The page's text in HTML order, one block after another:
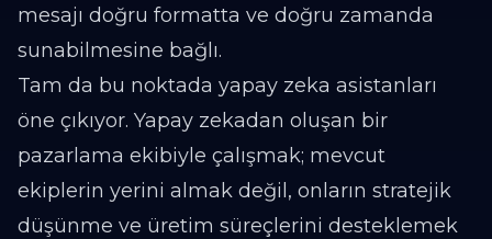
mesajı doğru formatta ve doğru zamanda
sunabilmesine bağlı.
Tam da bu noktada yapay zeka asistanları
öne çıkıyor. Yapay zekadan oluşan bir
pazarlama ekibiyle çalışmak; mevcut
ekiplerin yerini almak değil, onların stratejik
düşünme ve üretim süreçlerini desteklemek